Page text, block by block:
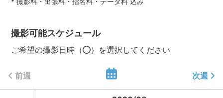
撮影可能スケジュール
ご希望の撮影日時（ ）を選択してください
前週 次週